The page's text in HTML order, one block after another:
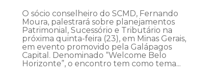
O sócio conselheiro do SCMD, Fernando
Moura, palestrará sobre planejamentos
Patrimonial, Sucessório e Tributário na
próxima quinta-feira (23), em Minas Gerais,
em evento promovido pela Galápagos
Capital. Denominado “Welcome Belo
Horizonte”, o encontro tem como tema...